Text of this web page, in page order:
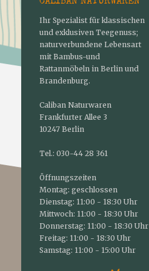
Ihr Spezialist für klassischen
und exklusiven Teegenuss;
naturverbundene Lebensart
mit Bambus-und
Rattanmöbeln in Berlin und
Brandenburg.
Caliban Naturwaren
Frankfurter Allee 3
10247 Berlin
Tel.: 030-44 28 361
Öffnungszeiten
Montag: geschlossen
Dienstag: 11:00 - 18:30 Uhr
Mittwoch: 11:00 - 18:30 Uhr
Donnerstag: 11:00 - 18:30 Uhr
Freitag: 11:00 - 18:30 Uhr
Samstag: 11:00 - 15:00 Uhr